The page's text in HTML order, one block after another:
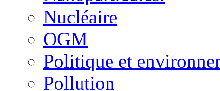
Nucléaire
OGM
Politique et
Pollution